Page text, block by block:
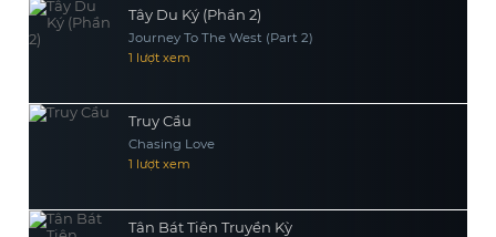
Tây Du Ký (Phần 2)
Journey To The West (Part 2)
1 lượt xem
Truy Cầu
Chasing Love
1 lượt xem
Tân Bát Tiên Truyền Kỳ